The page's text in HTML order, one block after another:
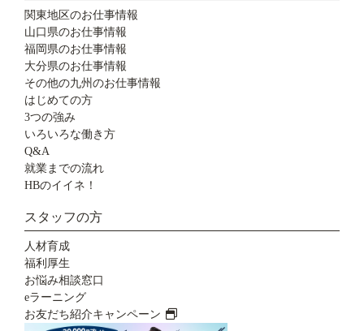
関東地区のお仕事情報
山口県のお仕事情報
福岡県のお仕事情報
大分県のお仕事情報
その他の九州のお仕事情報
はじめての方
3つの強み
いろいろな働き方
Q&A
就業までの流れ
HBのイイネ！
スタッフの方
人材育成
福利厚生
お悩み相談窓口
eラーニング
お友だち紹介キャンペーン